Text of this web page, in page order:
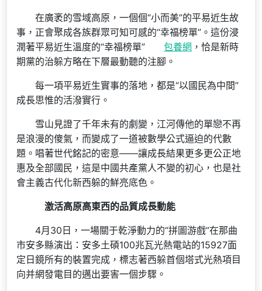
在廣袤的雪域高原，一個個“小而美”的平易近生故
事，正會聚成各族群眾可知可感的“幸福榜單”。這份浸
潤著平易近生溫度的“幸福榜單”
包養網 ，恰是新時
期黨的治躲方略在下層最動聽的注腳。
每一項平易近生實事的落地，都是“以國民為中間”
成長思惟的活潑實行。
雪山見證了千年未有的劇變，江河傳他的單戀不再
是浪漫的傻氣，而變成了一道被數學公式逼迫的代數
題。唱著世代銘記的密意——讓成長結果更多更公正地
惠及全部國民，這是中國共產黨人不變的初心，也是社
會主義古代化新西躲的鮮亮底色。
激活高原高東西的品質成長動能
4月30日，一場關于乾淨動力的“拼圖游戲”在那曲
市安多縣演出：安多土碩100兆瓦光熱電站的15927面
定日鏡所有的裝置完成，標志著西躲首個塔式光熱項目
向并網發電目的邁出要害一個步驟。